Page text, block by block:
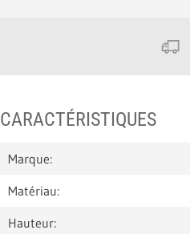
CARACTÉRISTIQUES
Marque:
Matériau:
Hauteur: